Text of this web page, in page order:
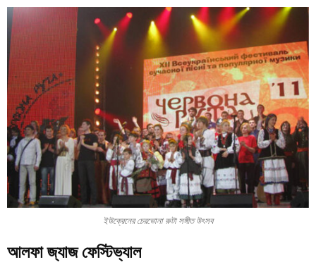
ইউক্রেনের চেরভোনা রুটা সঙ্গীত উৎসব
আলফা জ্যাজ ফেস্টিভ্যাল